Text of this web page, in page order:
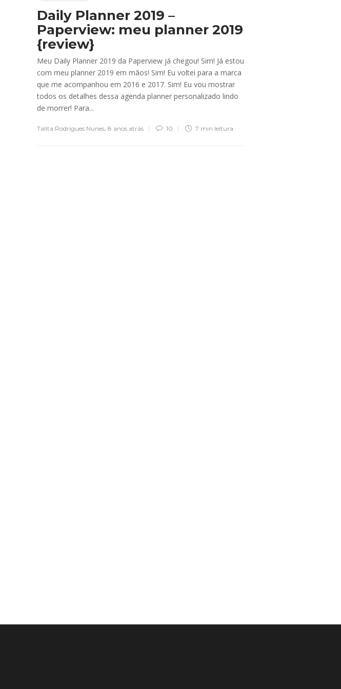
Daily Planner 2019 –
Paperview: meu planner 2019
{review}
Meu Daily Planner 2019 da Paperview já chegou! Sim! Já estou
com meu planner 2019 em mãos! Sim! Eu voltei para a marca
que me acompanhou em 2016 e 2017. Sim! Eu vou mostrar
todos os detalhes dessa agenda planner personalizado lindo
de morrer! Para...
Talita Rodrigues Nunes 8 anos atrás 10 7 min leitura